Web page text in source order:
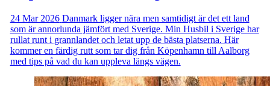
24 Mar 2026 Danmark ligger nära men samtidigt är det ett land
som är annorlunda jämfört med Sverige. Min Husbil i Sverige har
rullat runt i grannlandet och letat upp de bästa platserna. Här
kommer en färdig rutt som tar dig från Köpenhamn till Aalborg
med tips på vad du kan uppleva längs vägen.